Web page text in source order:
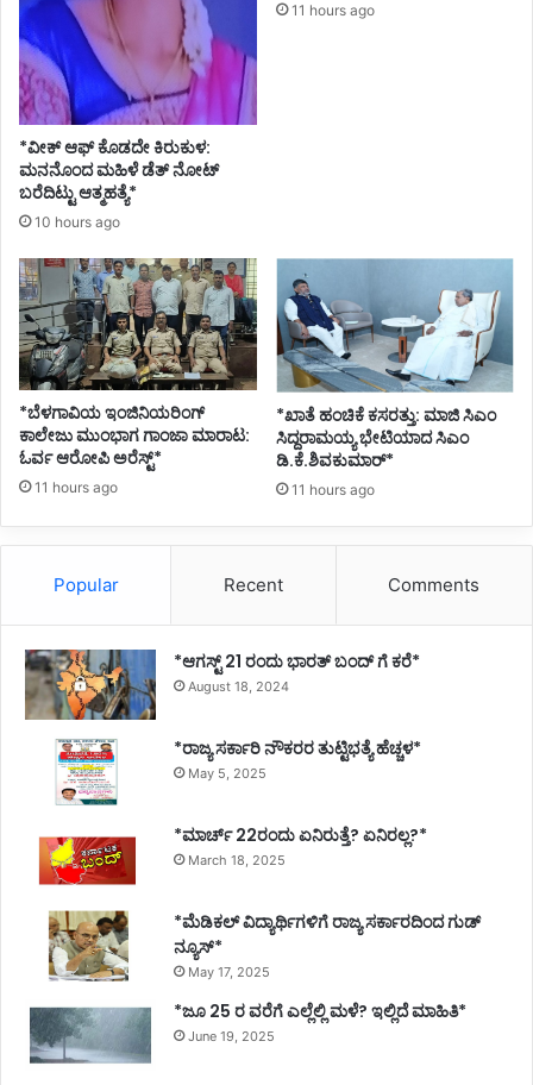
*ವೀಕ್ ಆಫ್ ಕೊಡದೇ ಕಿರುಕುಳ:
ಮನನೊಂದ ಮಹಿಳೆ ಡೆತ್ ನೋಟ್
ಬರೆದಿಟ್ಟು ಆತ್ಮಹತ್ಯೆ*
10 hours ago
11 hours ago
*ಬೆಳಗಾವಿಯ ಇಂಜಿನಿಯರಿಂಗ್‌
ಕಾಲೇಜು ಮುಂಭಾಗ ಗಾಂಜಾ ಮಾರಾಟ:
ಓರ್ವ ಆರೋಪಿ ಅರೆಸ್ಟ್*
11 hours ago
*ಖಾತೆ ಹಂಚಿಕೆ ಕಸರತ್ತು: ಮಾಜಿ ಸಿಎಂ
ಸಿದ್ದರಾಮಯ್ಯ ಭೇಟಿಯಾದ ಸಿಎಂ
ಡಿ.ಕೆ.ಶಿವಕುಮಾರ್*
11 hours ago
Popular Recent Comments
*ಆಗಸ್ಟ್ 21 ರಂದು ಭಾರತ್‌ ಬಂದ್‌ ಗೆ ಕರೆ*
August 18, 2024
*ರಾಜ್ಯ ಸರ್ಕಾರಿ ನೌಕರರ ತುಟ್ಟಿಭತ್ಯೆ ಹೆಚ್ಚಳ*
May 5, 2025
*ಮಾರ್ಚ್ 22ರಂದು ಏನಿರುತ್ತೆ? ಏನಿರಲ್ಲ?*
March 18, 2025
*ಮೆಡಿಕಲ್ ವಿದ್ಯಾರ್ಥಿಗಳಿಗೆ ರಾಜ್ಯ ಸರ್ಕಾರದಿಂದ ಗುಡ್
ನ್ಯೂಸ್*
May 17, 2025
*ಜೂ 25 ರ ವರೆಗೆ ಎಲ್ಲೆಲ್ಲಿ ಮಳೆ? ಇಲ್ಲಿದೆ ಮಾಹಿತಿ*
June 19, 2025